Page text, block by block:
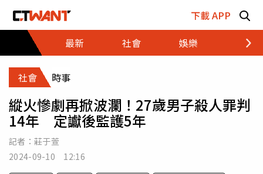
下載 APP
最新
社會 娛樂 財經
社會 時事
縱火慘劇再掀波瀾！27歲男子殺人罪判
14年 定讞後監護5年
記者： 莊于萱
2024-09-10 12:16